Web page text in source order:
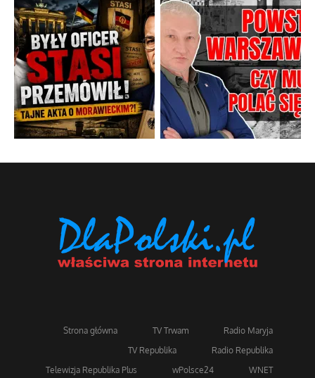
Strona główna TV Trwam
Radio Maryja
TV Republika
Radio Republika
Telewizja Republika Plus
wPolsce24 WNET